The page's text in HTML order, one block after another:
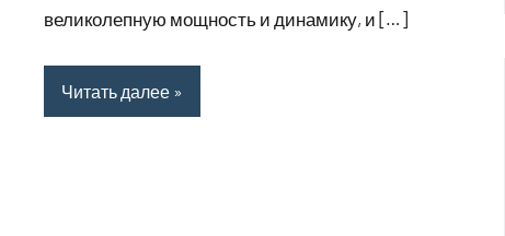
великолепную мощность и динамику, и […]
Читать далее